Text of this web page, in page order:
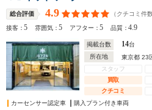
総合評価 4.9 （クチコミ件
接客：5 雰囲気：5 アフター：5 品質：4.9
掲載台数 14台
所在地
東京都 23
スタッフ
買取
クチコミ
カーセンサー認定車
購入プラン付き車両